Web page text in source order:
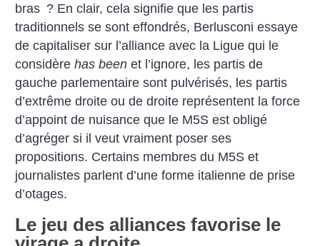
bras ? En clair, cela signifie que les partis
traditionnels se sont effondrés, Berlusconi essaye
de capitaliser sur l’alliance avec la Ligue qui le
considèrehas been et l’ignore, les partis de
gauche parlementaire sont pulvérisés, les partis
d’extrême droite ou de droite représentent la force
d’appoint de nuisance que le M5S est obligé
d’agréger si il veut vraiment poser ses
propositions. Certains membres du M5S et
journalistes parlent d’une forme italienne de prise
d’otages.
Le jeu des alliances favorise le